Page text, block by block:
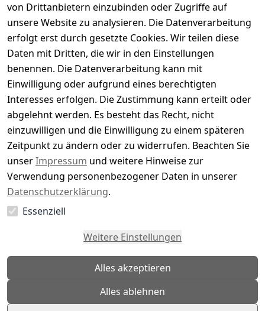
Basierend auf 0 Bewertung(en)
Bewertung abgeben
5
( 0 )
4
( 0 )
3
( 0 )
2
( 0 )
1
( 0 )
Es hat noch niemand eine Bewertung für diesen
Artikel abgegeben
von Drittanbietern einzubinden oder Zugriffe auf
unsere Website zu analysieren. Die Datenverarbeitung
erfolgt erst durch gesetzte Cookies. Wir teilen diese
Daten mit Dritten, die wir in den Einstellungen
benennen. Die Datenverarbeitung kann mit
Einwilligung oder aufgrund eines berechtigten
Interesses erfolgen. Die Zustimmung kann erteilt oder
abgelehnt werden. Es besteht das Recht, nicht
einzuwilligen und die Einwilligung zu einem späteren
Zeitpunkt zu ändern oder zu widerrufen. Beachten Sie
unserImpressum und weitere Hinweise zur
Verwendung personenbezogener Daten in unserer
Datenschutzerklärung.
Essenziell
Weitere Einstellungen
Alles akzeptieren
Alles ablehnen